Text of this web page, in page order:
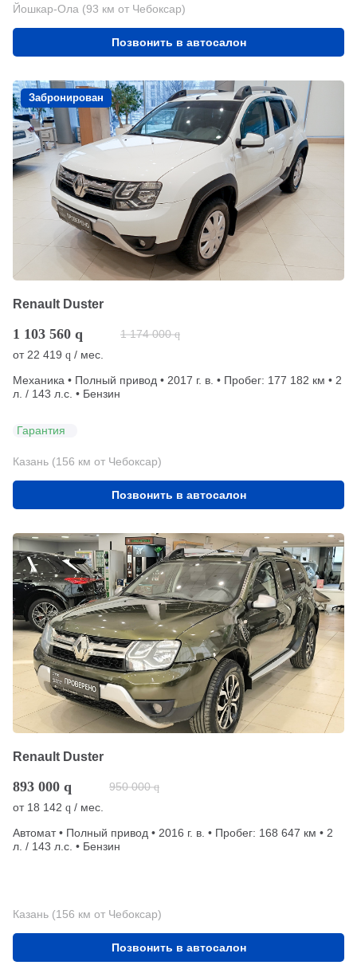
Йошкар-Ола (93 км от Чебоксар)
Позвонить в автосалон
Забронирован
Renault Duster
1 103 560 q 1 174 000 q
от 22 419 q / мес.
Механика • Полный привод • 2017 г. в. • Пробег: 177 182 км • 2
л. / 143 л.с. • Бензин
Гарантия
Казань (156 км от Чебоксар)
Позвонить в автосалон
Renault Duster
893 000 q 950 000 q
от 18 142 q / мес.
Автомат • Полный привод • 2016 г. в. • Пробег: 168 647 км • 2
л. / 143 л.с. • Бензин
Казань (156 км от Чебоксар)
Позвонить в автосалон